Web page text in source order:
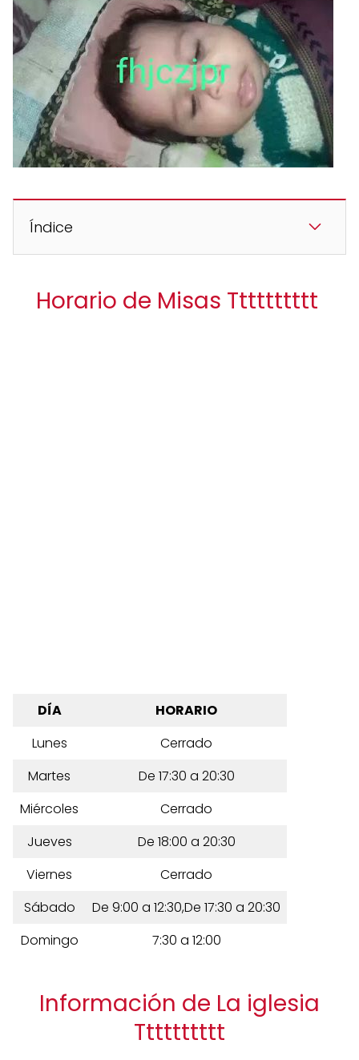
Índice
Horario de Misas Tttttttttt
DÍA
HORARIO
Lunes
Cerrado
Martes
De 17:30 a 20:30
Miércoles
Cerrado
Jueves
De 18:00 a 20:30
Viernes
Cerrado
Sábado
De 9:00 a 12:30,De 17:30 a 20:30
Domingo
7:30 a 12:00
Información de La iglesia
Tttttttttt